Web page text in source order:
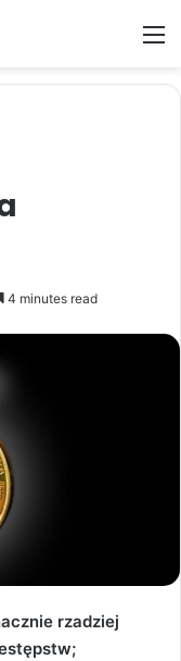
4 minutes read
rzadziej